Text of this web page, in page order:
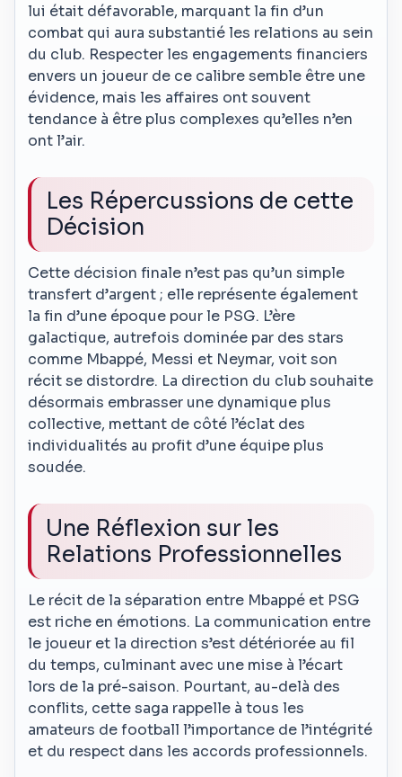
lui était défavorable, marquant la fin d’un
combat qui aura substantié les relations au sein
du club. Respecter les engagements financiers
envers un joueur de ce calibre semble être une
évidence, mais les affaires ont souvent
tendance à être plus complexes qu’elles n’en
ont l’air.
Les Répercussions de cette
Décision
Cette décision finale n’est pas qu’un simple
transfert d’argent ; elle représente également
la fin d’une époque pour le PSG. L’ère
galactique, autrefois dominée par des stars
comme Mbappé, Messi et Neymar, voit son
récit se distordre. La direction du club souhaite
désormais embrasser une dynamique plus
collective, mettant de côté l’éclat des
individualités au profit d’une équipe plus
soudée.
Une Réflexion sur les
Relations Professionnelles
Le récit de la séparation entre Mbappé et PSG
est riche en émotions. La communication entre
le joueur et la direction s’est détériorée au fil
du temps, culminant avec une mise à l’écart
lors de la pré-saison. Pourtant, au-delà des
conflits, cette saga rappelle à tous les
amateurs de football l’importance de l’intégrité
et du respect dans les accords professionnels.